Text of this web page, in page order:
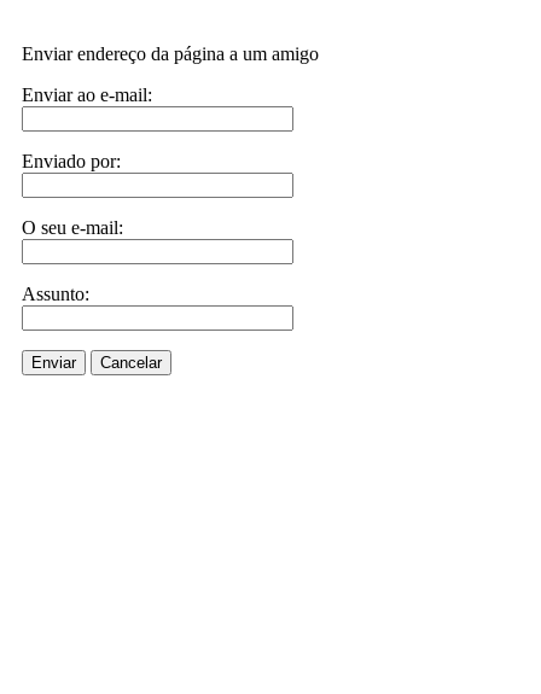
Enviar endereço da página a um amigo
Enviar ao e-mail:
Enviado por:
O seu e-mail:
Assunto:
Enviar Cancelar